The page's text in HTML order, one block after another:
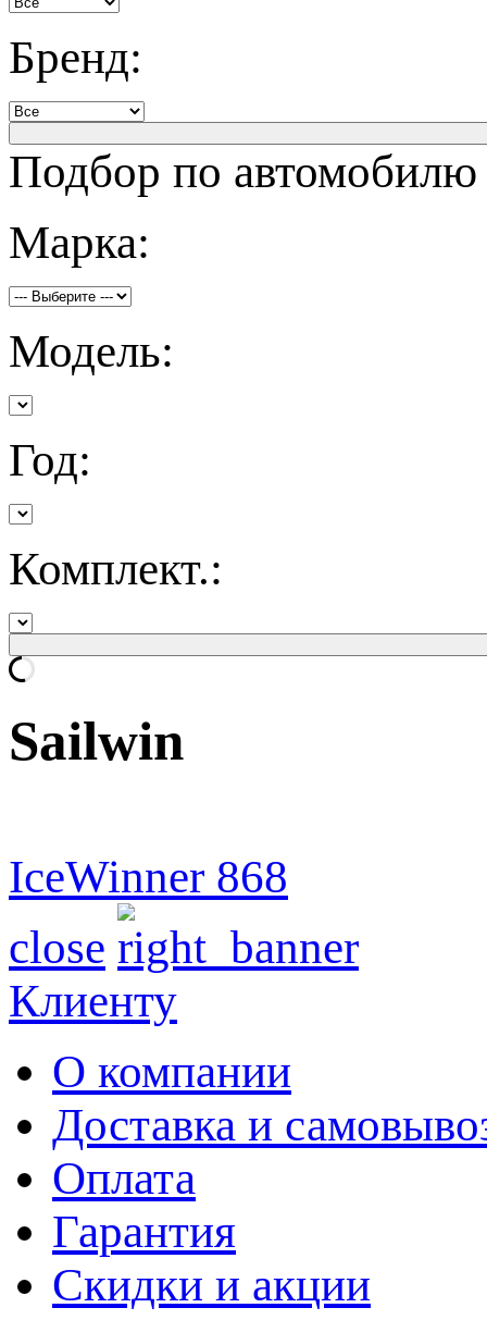
Бренд:
Подбор по автомобилю
Марка:
Модель:
Год:
Комплект.:
Sailwin
IceWinner 868
close
Клиенту
О компании
Доставка и
Оплата
Гарантия
Скидки и акции